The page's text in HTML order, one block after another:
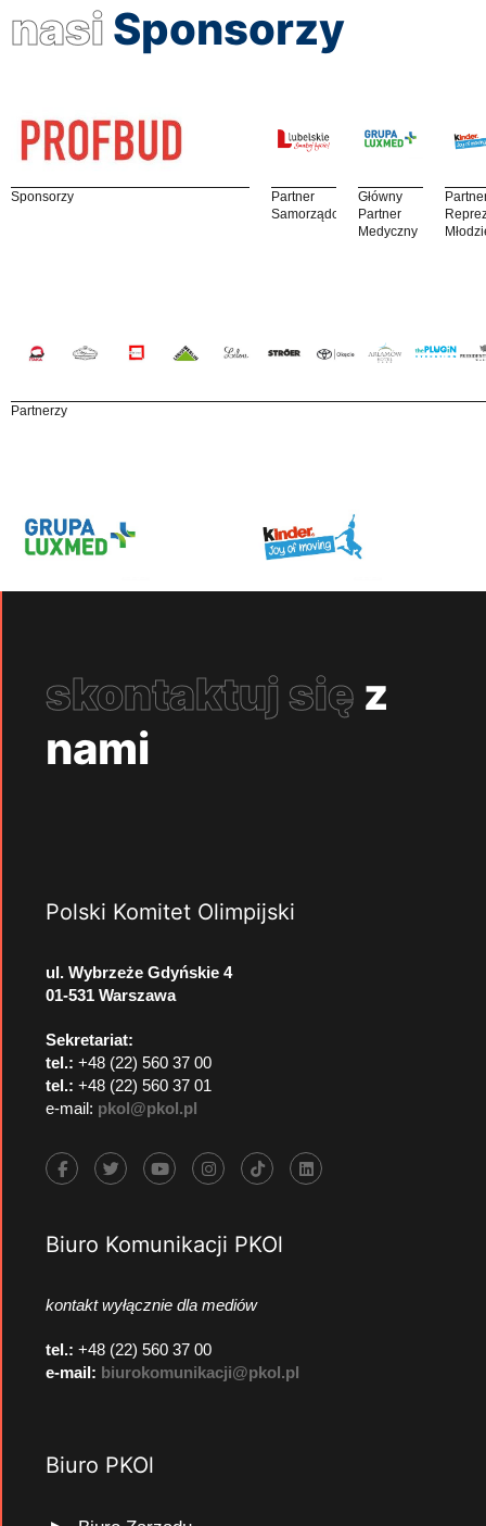
nasi Sponsorzy
Sponsorzy
Partner
Samorządowy
Główny
Partner
Medyczny
Partnerzy
skontaktuj się z
nami
Polski Komitet Olimpijski
ul. Wybrzeże Gdyńskie 4
01-531 Warszawa
Sekretariat:
tel.: +48 (22) 560 37 00
tel.: +48 (22) 560 37 01
e-mail: pkol@pkol.pl
Biuro Komunikacji PKOl
kontakt wyłącznie dla mediów
tel.: +48 (22) 560 37 00
e-mail: biurokomunikacji@pkol.pl
Biuro PKOl